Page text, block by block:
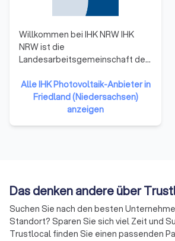
Willkommen bei IHK NRW IHK
NRW ist die
Landesarbeitsgemeinschaft der
Handelskammern in Nordrhein-
Westfalen. Wir geben der
gewerblichen Wirtschaft eine
IHKs in NRW Verantwortung für
die Unternehmen im Land,
bringen Lösungen auf den Weg
und wägen Einzel- und
Standortinteressen
Alle IHK Photovoltaik-Anbieter in
Friedland (Niedersachsen)
anzeigen
Das denken andere über
Suchen Sie nach den besten
Standort? Sparen Sie sich viel Zeit und
Trustlocal finden Sie einen passenden